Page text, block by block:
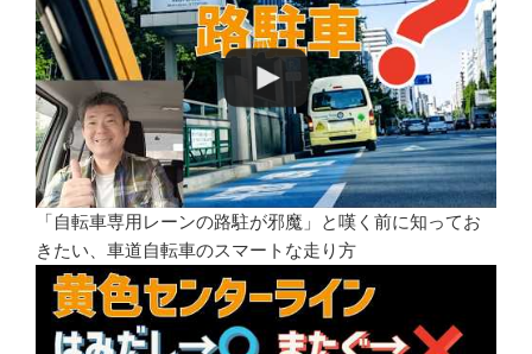
「自転車専用レーンの路駐が邪魔」と嘆く前に知ってお
きたい、車道自転車のスマートな走り方